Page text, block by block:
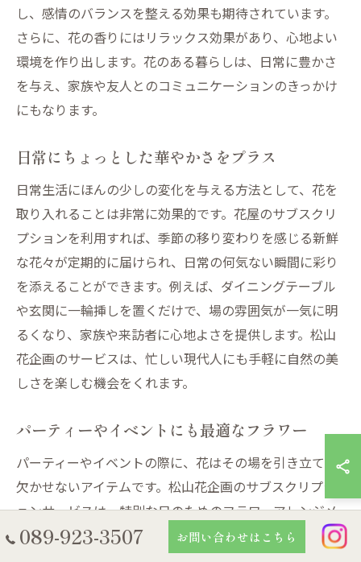
し、感情のバランスを整える効果も期待されています。
さらに、花の香りにはリラックス効果があり、心地よい
環境を作り出します。花のある暮らしは、日常に豊かさ
を与え、家族や友人とのコミュニケーションのきっかけ
にもなります。
日常にちょっとした華やかさをプラス
日常生活にほんの少しの変化を与える方法として、花を
取り入れることは非常に効果的です。花屋のサブスクリ
プションを利用すれば、季節の移り変わりを感じる新鮮
な花々が定期的に届けられ、日常の何気ない瞬間に彩り
を添えることができます。例えば、ダイニングテーブル
や玄関に一輪挿しを置くだけで、場の雰囲気が一気に明
るくなり、家族や来訪者に心地よさを提供します。松山
花企画のサービスは、忙しい現代人にも手軽に自然の美
しさを楽しむ機会をくれます。
パーティーやイベントにも最適なフラワー
パーティーやイベントの際に、花はその場を引き立てる
欠かせないアイテムです。松山花企画のサブスクリプシ
ョンサービスは、特別な日のためのフラワーアレンジメ
ントを提供し、参加者に感動を与えることができます。
089-923-3507 お問い合わせはこちら